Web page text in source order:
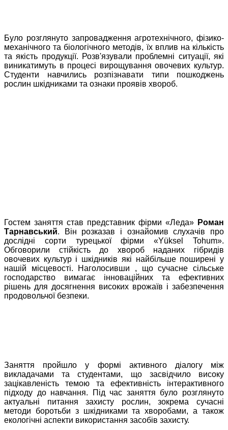
Було розглянуто запровадження агротехнічного, фізико-
механічного та біологічного методів, їх вплив на кількість
та якість продукції. Розв'язували проблемні ситуації, які
виникатимуть в процесі вирощування овочевих культур.
Студенти навчились розпізнавати типи пошкоджень
рослин шкідниками та ознаки проявів хвороб.
Гостем заняття став представник фірми «Леда» Роман
Тарнавський. Він розказав і ознайомив слухачів про
дослідні сорти турецької фірми «Yüksel Tohum».
Обговорили стійкість до хвороб наданих гібридів
овочевих культур і шкідників які найбільше поширені у
нашій місцевості. Наголосивши , що сучасне сільське
господарство вимагає інноваційних та ефективних
рішень для досягнення високих врожаїв і забезпечення
продовольчої безпеки.
Заняття пройшло у формі активного діалогу між
викладачами та студентами, що засвідчило високу
зацікавленість темою та ефективність інтерактивного
підходу до навчання. Під час заняття було розглянуто
актуальні питання захисту рослин, зокрема сучасні
методи боротьби з шкідниками та хворобами, а також
екологічні аспекти використання засобів захисту.